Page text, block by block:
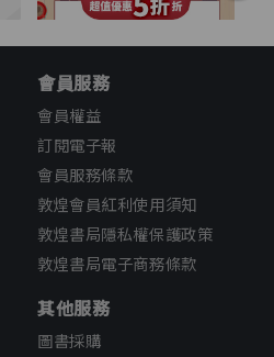
會員服務
會員權益
訂閱電子報
會員服務條款
敦煌會員紅利使用須知
敦煌書局隱私權保護政策
敦煌書局電子商務條款
其他服務
圖書採購